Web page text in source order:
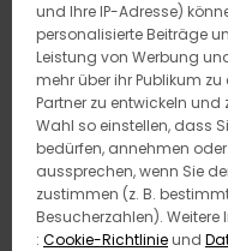
Direkt
Filterkriterien
springen
Überspringen
filtern
nach
und Ihre IP-Adresse)
personalisierte Beiträge
Leistung von Werbung
mehr über ihr Publikum
Partner zu entwickeln und
Wahl so einstellen, dass
bedürfen, annehmen
aussprechen, wenn Sie
zustimmen (z. B.
Besucherzahlen).
: Cookie-Richtlinieund